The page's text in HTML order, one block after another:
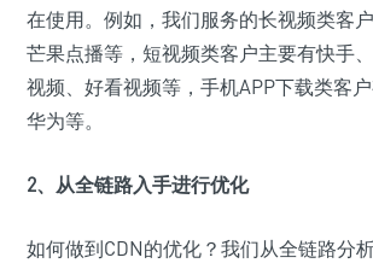
在使用。例如，我们服务的长视频类客户
芒果点播等，短视频类客户主要有快手
视频、好看视频等，手机APP下载类客户
华为等。
2、从全链路入手进行优化
如何做到CDN的优化？我们从全链路分